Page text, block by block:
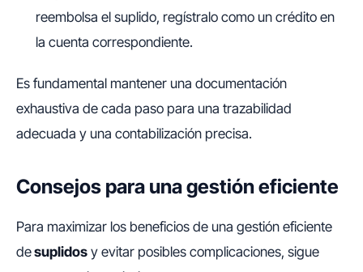
reembolsa el suplido, regístralo como un crédito en
la cuenta correspondiente.
Es fundamental mantener una documentación
exhaustiva de cada paso para una trazabilidad
adecuada y una contabilización precisa.
Consejos para una gestión eficiente
Para maximizar los beneficios de una gestión eficiente
desuplidos y evitar posibles complicaciones, sigue